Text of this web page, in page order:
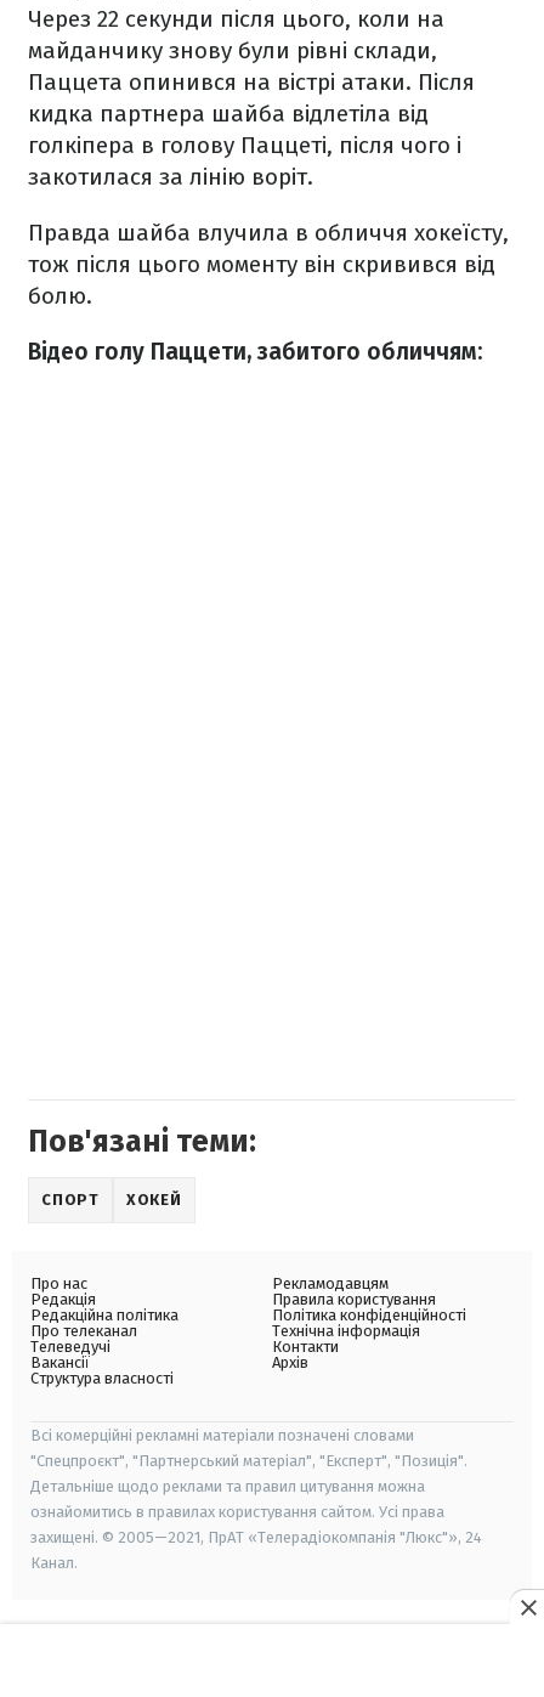
Через 22 секунди після цього, коли на
майданчику знову були рівні склади,
Паццета опинився на вістрі атаки. Після
кидка партнера шайба відлетіла від
голкіпера в голову Паццеті, після чого і
закотилася за лінію воріт.
Правда шайба влучила в обличчя хокеїсту,
тож після цього моменту він скривився від
болю.
Відео голу Паццети, забитого обличчям:
Пов'язані теми:
СПОРТ ХОКЕЙ
Про нас
Редакція
Редакційна політика
Про телеканал
Телеведучі
Вакансії
Структура власності
Рекламодавцям
Правила користування
Політика конфіденційності
Технічна інформація
Контакти
Архів
Всі комерційні рекламні матеріали позначені словами
"Спецпроєкт", "Партнерський матеріал", "Експерт", "Позиція".
Детальніше щодо реклами та правил цитування можна
ознайомитись в правилах користування сайтом. Усі права
захищені. © 2005—2021, ПрАТ «Телерадіокомпанія "Люкс"», 24
Канал.